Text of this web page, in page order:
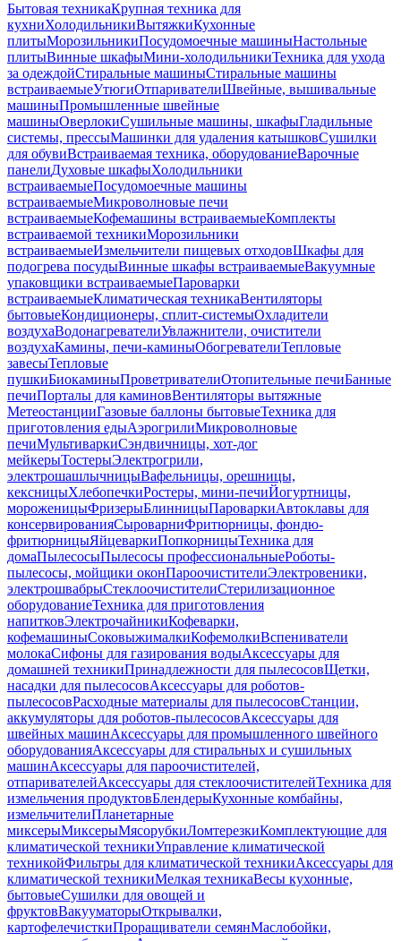
Бытовая техникаКрупная техника для
кухниХолодильникиВытяжкиКухонные
плитыМорозильникиПосудомоечные машиныНастольные
плитыВинные шкафыМини-холодильникиТехника для ухода
за одеждойСтиральные машиныСтиральные машины
встраиваемыеУтюгиОтпаривателиШвейные, вышивальные
машиныПромышленные швейные
машиныОверлокиСушильные машины, шкафыГладильные
системы, прессыМашинки для удаления катышковСушилки
для обувиВстраиваемая техника, оборудованиеВарочные
панелиДуховые шкафыХолодильники
встраиваемыеПосудомоечные машины
встраиваемыеМикроволновые печи
встраиваемыеКофемашины встраиваемыеКомплекты
встраиваемой техникиМорозильники
встраиваемыеИзмельчители пищевых отходовШкафы для
подогрева посудыВинные шкафы встраиваемыеВакуумные
упаковщики встраиваемыеПароварки
встраиваемыеКлиматическая техникаВентиляторы
бытовыеКондиционеры, сплит-системыОхладители
воздухаВодонагревателиУвлажнители, очистители
воздухаКамины, печи-каминыОбогревателиТепловые
завесыТепловые
пушкиБиокаминыПроветривателиОтопительные печиБанные
печиПорталы для каминовВентиляторы вытяжные
МетеостанцииГазовые баллоны бытовыеТехника для
приготовления едыАэрогрилиМикроволновые
печиМультиваркиСэндвичницы, хот-дог
мейкерыТостерыЭлектрогрили,
электрошашлычницыВафельницы, орешницы,
кексницыХлебопечкиРостеры, мини-печиЙогуртницы,
мороженицыФризерыБлинницыПароваркиАвтоклавы для
консервированияСыроварниФритюрницы, фондю-
фритюрницыЯйцеваркиПопкорницыТехника для
домаПылесосыПылесосы профессиональныеРоботы-
пылесосы, мойщики оконПароочистителиЭлектровеники,
электрошвабрыСтеклоочистителиСтерилизационное
оборудованиеТехника для приготовления
напитковЭлектрочайникиКофеварки,
кофемашиныСоковыжималкиКофемолкиВспениватели
молокаСифоны для газирования водыАксессуары для
домашней техникиПринадлежности для пылесосовЩетки,
насадки для пылесосовАксессуары для роботов-
пылесосовРасходные материалы для пылесосовСтанции,
аккумуляторы для роботов-пылесосовАксессуары для
швейных машинАксессуары для промышленного швейного
оборудованияАксессуары для стиральных и сушильных
машинАксессуары для пароочистителей,
отпаривателейАксессуары для стеклоочистителейТехника для
измельчения продуктовБлендерыКухонные комбайны,
измельчителиПланетарные
миксерыМиксерыМясорубкиЛомтерезкиКомплектующие для
климатической техникиУправление климатической
техникойФильтры для климатической техникиАксессуары для
климатической техникиМелкая техникаВесы кухонные,
бытовыеСушилки для овощей и
фруктовВакууматорыОткрывалки,
картофелечисткиПроращиватели семянМаслобойки,